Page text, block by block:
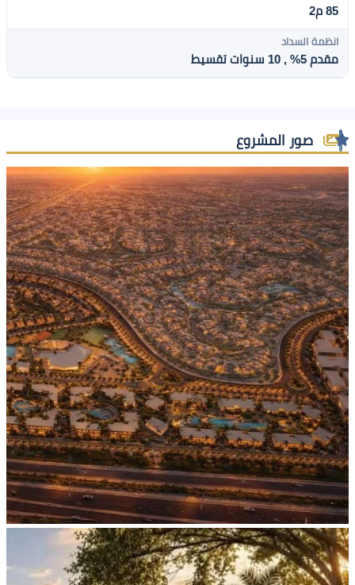
85 م2
انظمة السداد
مقدم 5% , 10 سنوات تقسيط
صور المشروع